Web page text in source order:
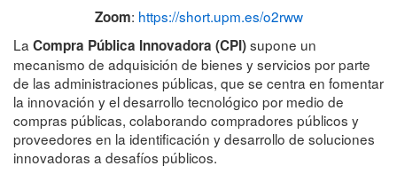
Zoom: https://short.upm.es/o2rww
La Compra Pública Innovadora (CPI)supone un
mecanismo de adquisición de bienes y servicios por parte
de las administraciones públicas, que se centra en fomentar
la innovación y el desarrollo tecnológico por medio de
compras públicas, colaborando compradores públicos y
proveedores en la identificación y desarrollo de soluciones
innovadoras a desafíos públicos.